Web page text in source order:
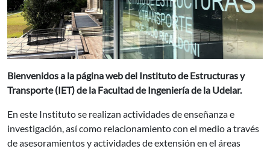
Bienvenidos a la página web del Instituto de Estructuras y
Transporte (IET) de la Facultad de Ingeniería de la Udelar.
En este Instituto se realizan actividades de enseñanza e
investigación, así como relacionamiento con el medio a través
de asesoramientos y actividades de extensión en el áreas